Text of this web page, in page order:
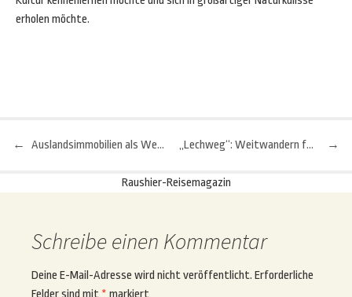
erholen möchte.
Beitragsnavigation
← Auslandsimmobilien als Wertanlage: Lohnt sich das? →
„Lechweg“: Weitwandern für Einsteiger
Raushier-Reisemagazin
Schreibe einen Kommentar
Deine E-Mail-Adresse wird nicht veröffentlicht. Erforderliche
Felder sind mit * markiert